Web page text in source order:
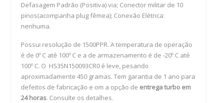
Defasagem Padrão (Positiva) via; Conector militar de 10
pinos(acompanha plug fêmea); Conexão Elétrica:
nenhuma.
Possui resolução de 1500PPR. A temperatura de operação
é de 0º C até 100º C e a de armazenamento é de -20º C até
100º C. O HS35N150093CR0 é leve, pesando
aproximadamente 450 gramas. Tem garantia de 1 ano para
defeitos de fabricação e om a opção de entrega turbo em
24 horas. Consulte os detalhes.